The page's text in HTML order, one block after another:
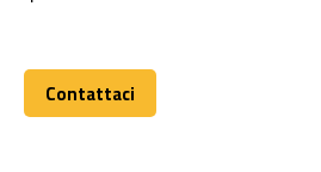
Contattaci
Contattaci